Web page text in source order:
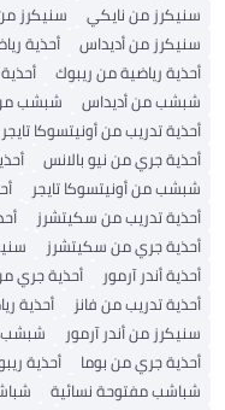
سنيكرز من نايكي
سنيكرز
سنيكرز من أديداس
أحذية
أحذية رياضية من ريبوك
شبشب من أديداس
شبشب
أحذية تدريب من أونيتسوكا تايجر
أحذية جري من نيو بالانس
شبشب من أونيتسوكا تايجر
أحذية تدريب من سكيتشرز
أحذية جري من سكيتشرز
أحذية أندر آرمور
أحذية جري
أحذية تدريب من فانز
أحذية
سنيكرز من أندر آرمور
شبشب
أحذية جري من بوما
أحذية
شباشب مفتوحة نسائية